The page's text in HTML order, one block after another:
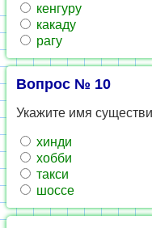
кенгуру
какаду
рагу
Вопрос № 10
Укажите имя
хинди
хобби
такси
шоссе